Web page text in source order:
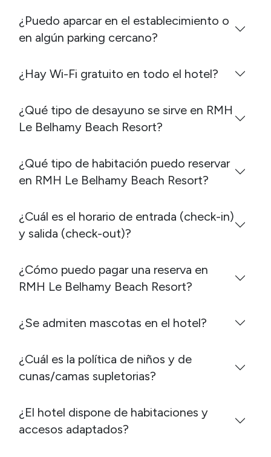
¿Puedo aparcar en el establecimiento o
en algún parking cercano?
¿Hay Wi-Fi gratuito en todo el hotel?
¿Qué tipo de desayuno se sirve en RMH
Le Belhamy Beach Resort?
¿Qué tipo de habitación puedo reservar
en RMH Le Belhamy Beach Resort?
¿Cuál es el horario de entrada (check-in)
y salida (check-out)?
¿Cómo puedo pagar una reserva en
RMH Le Belhamy Beach Resort?
¿Se admiten mascotas en el hotel?
¿Cuál es la política de niños y de
cunas/camas supletorias?
¿El hotel dispone de habitaciones y
accesos adaptados?